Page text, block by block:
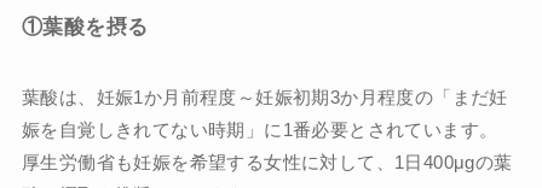
①葉酸を摂る
葉酸は、妊娠1か月前程度～妊娠初期3か月程度の「まだ妊
娠を自覚しきれてない時期」に1番必要とされています。
厚生労働省も妊娠を希望する女性に対して、1日400μgの葉